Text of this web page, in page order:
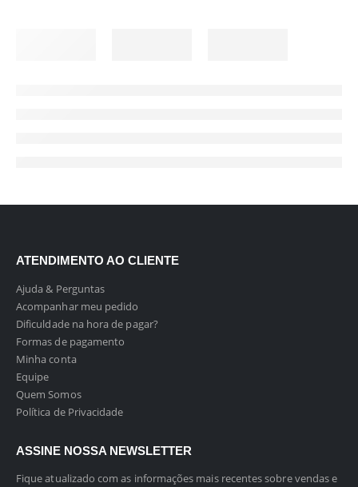
ATENDIMENTO AO CLIENTE
Ajuda & Perguntas
Acompanhar meu pedido
Dificuldade na hora de pagar?
Formas de pagamento
Minha conta
Equipe
Quem Somos
Política de Privacidade
ASSINE NOSSA NEWSLETTER
Fique atualizado com as informações mais recentes sobre vendas e